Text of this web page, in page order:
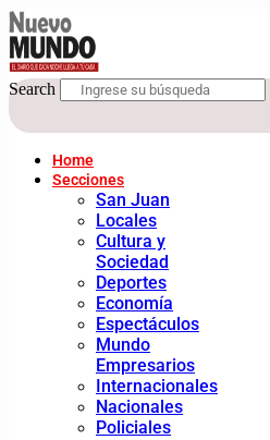
Search
Home
Secciones
San Juan
Locales
Cultura y
Sociedad
Deportes
Economía
Espectáculos
Mundo
Empresarios
Internacionales
Nacionales
Policiales